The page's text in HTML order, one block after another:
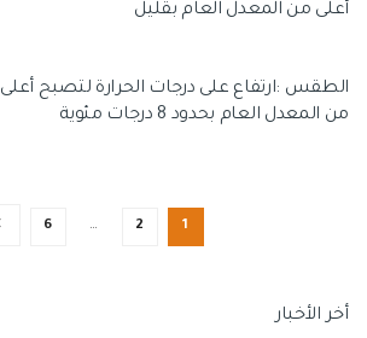
أعلى من المعدل العام بقليل
الطقس :ارتفاع على درجات الحرارة لتصبح أعلى
من المعدل العام بحدود 8 درجات مئوية
1
2
…
6
أخر الأخبار